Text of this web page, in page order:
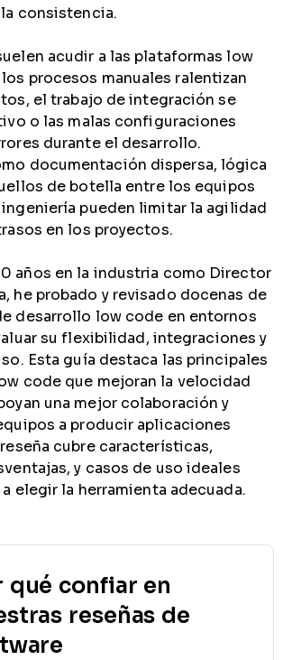
la consistencia.
acudir a las plataformas low
procesos manuales ralentizan
el trabajo de integración se
o las malas configuraciones
durante el desarrollo.
documentación dispersa, lógica
de botella entre los equipos
pueden limitar la agilidad
en los proyectos.
años en la industria como Director
he probado y revisado docenas de
desarrollo low code en entornos
su flexibilidad, integraciones y
Esta guía destaca las principales
code que mejoran la velocidad
una mejor colaboración y
a producir aplicaciones
cubre características,
y casos de uso ideales
a elegir la herramienta adecuada.
qué confiar en
reseñas de